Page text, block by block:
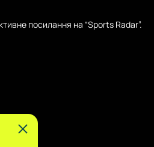
посилання на “Sports Radar”.